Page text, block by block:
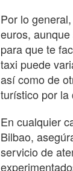
Por lo
euros,
para que te
taxi puede
así como de
turístico por la
En cualquier
Bilbao,
servicio de